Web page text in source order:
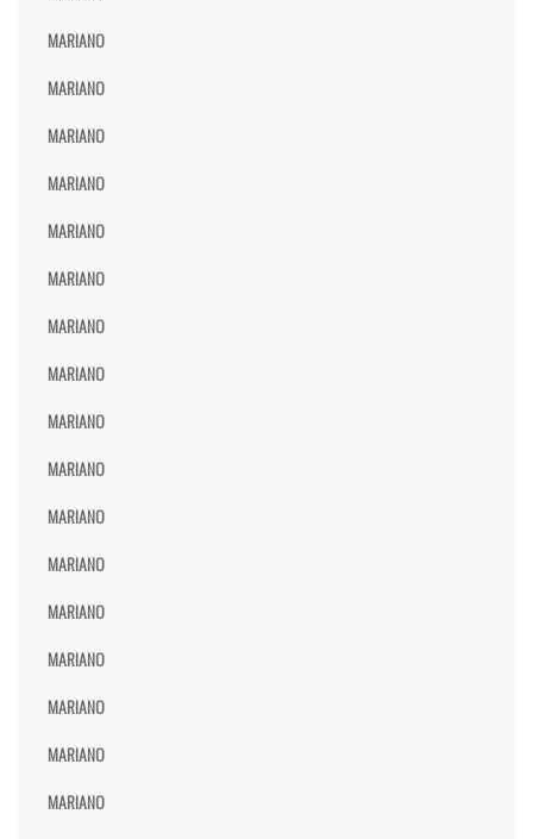
MARIANO
MARIANO
MARIANO
MARIANO
MARIANO
MARIANO
MARIANO
MARIANO
MARIANO
MARIANO
MARIANO
MARIANO
MARIANO
MARIANO
MARIANO
MARIANO
MARIANO